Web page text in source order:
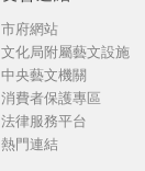
市府網站
文化局附屬藝文設施
中央藝文機關
消費者保護專區
法律服務平台
熱門連結